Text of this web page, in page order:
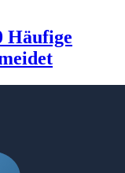
Häufige